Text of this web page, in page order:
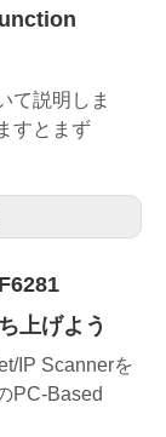
て説明しま
すとまず
上げよう
IP Scannerを
PC-Based